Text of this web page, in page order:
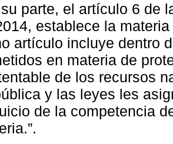
parte, el artículo 6 de
establece la
artículo incluye dentro
en materia de
de los recursos
y las leyes les
de la competencia